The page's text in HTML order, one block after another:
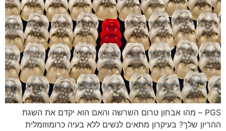
PGS – מהו אבחון טרום השרשה והאם הוא יקדם את השגת
ההריון שלך? בעיקרון מתאים לנשים ללא בעיה כרומוזומלית